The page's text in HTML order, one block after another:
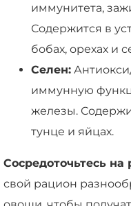
иммунитета,
Содержится в
бобах, орехах и
Селен:
иммунную
железы.
тунце и яйцах.
Сосредоточьтесь на
свой рацион